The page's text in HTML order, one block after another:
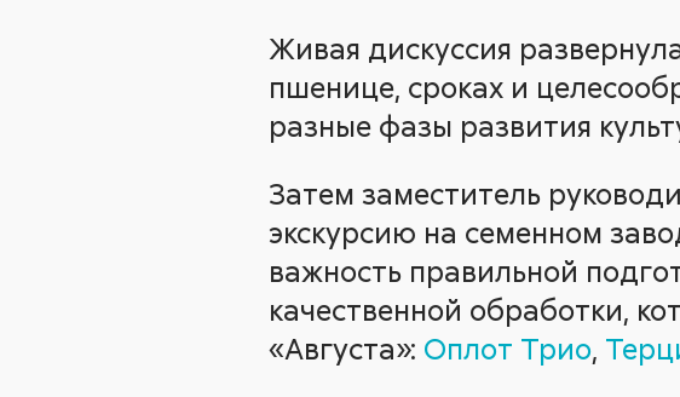
Живая дискуссия
пшенице, сроках и
разные фазы развития
Затем заместитель
экскурсию на семенном
важность правильной
качественной обработки,
«Августа»: Оплот Трио,